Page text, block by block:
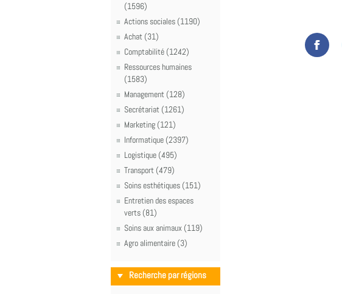
(1596)
Actions sociales (1190)
Achat (31)
Comptabilité (1242)
Ressources humaines
(1583)
Management (128)
Secrétariat (1261)
Marketing (121)
Informatique (2397)
Logistique (495)
Transport (479)
Soins esthétiques (151)
Entretien des espaces
verts (81)
Soins aux animaux (119)
Agro alimentaire (3)
Recherche par régions